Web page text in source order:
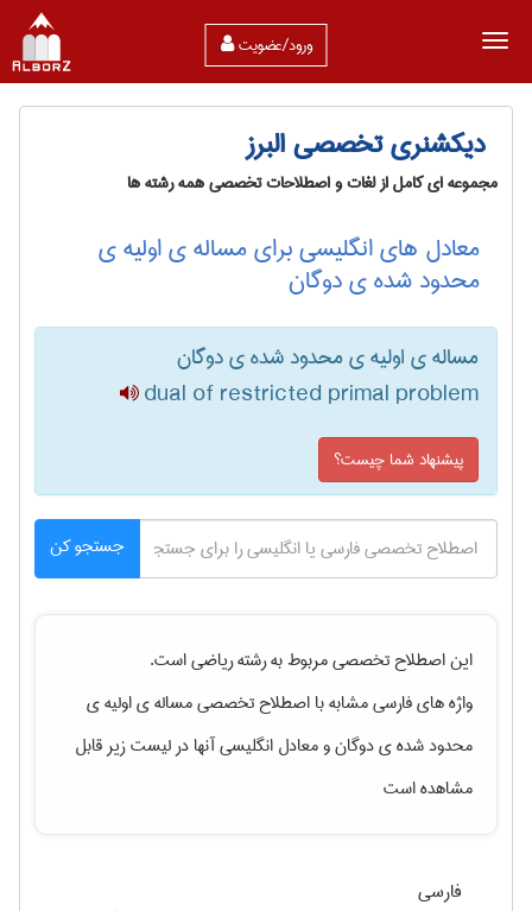
ورود/عضویت
دیکشنری تخصصی البرز
مجموعه ای کامل از لغات و اصطلاحات تخصصی همه رشته ها
معادل های انگلیسی برای مساله ی اولیه ی
محدود شده ی دوگان
مساله ی اولیه ی محدود شده ی دوگان
dual of restricted primal problem
پیشنهاد شما چیست؟
جستجو کن
این اصطلاح تخصصی مربوط به رشتهرياضیاست.
واژه های فارسی مشابه با اصطلاح تخصصیمساله ی اولیه ی
محدود شده ی دوگانو معادل انگلیسی آنها در لیست زیر قابل
مشاهده است
فارسی